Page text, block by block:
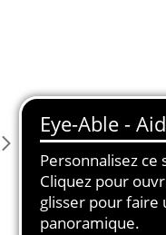
Les vidéos